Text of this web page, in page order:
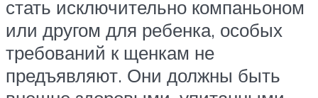
стать исключительно компаньоном
или другом для ребенка, особых
требований к щенкам не
предъявляют. Они должны быть